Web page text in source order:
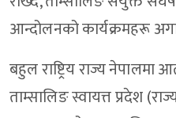
आन्दोलनको कार्यक्रमहरू
बहुल राष्ट्रिय राज्य
ताम्सालिङ स्वायत्त प्रदेश